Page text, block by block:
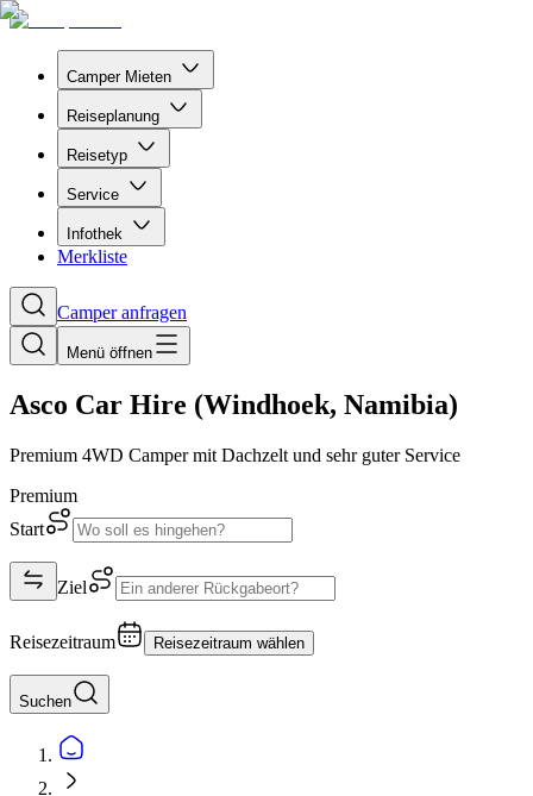
Camper Mieten
Reiseplanung
Reisetyp
Service
Infothek
Merkliste
Camper anfragen
Menü öffnen
Asco Car Hire (Windhoek, Namibia)
Premium 4WD Camper mit Dachzelt und sehr guter Service
Premium
Start
Ziel
Reisezeitraum Reisezeitraum wählen
Suchen